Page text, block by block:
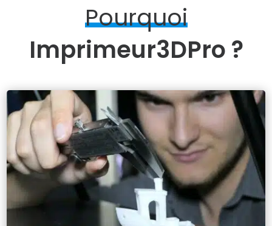
Pourquoi
Imprimeur3DPro ?